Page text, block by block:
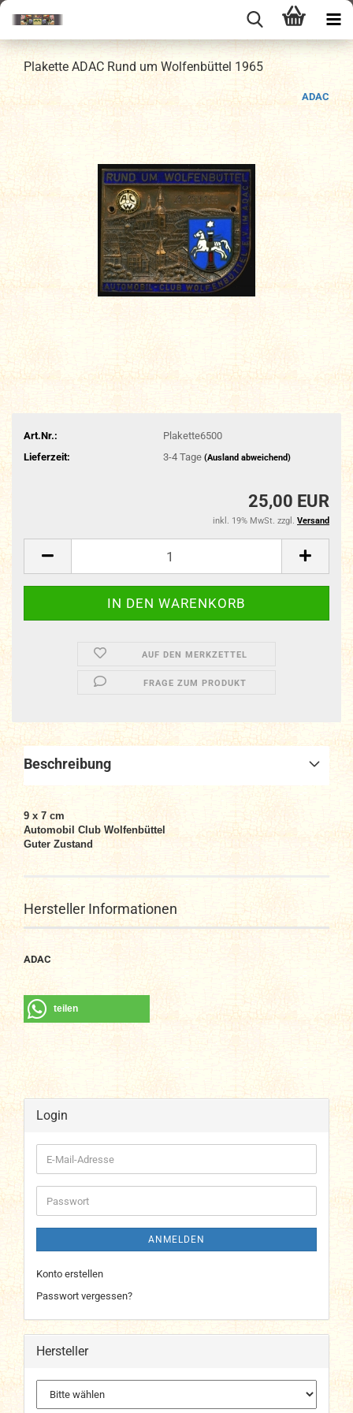
Plakette ADAC Rund um Wolfenbüttel 1965
ADAC
Art.Nr.:
Plakette6500
Lieferzeit:
3-4 Tage (Ausland abweichend)
25,00 EUR
inkl. 19% MwSt. zzgl. Versand
AUF DEN MERKZETTEL
FRAGE ZUM PRODUKT
Beschreibung
9 x 7 cm
Automobil Club Wolfenbüttel
Guter Zustand
Hersteller Informationen
ADAC
teilen
Login
E-
Mail-
Adresse
Passwort
ANMELDEN
Konto erstellen
Passwort vergessen?
Hersteller